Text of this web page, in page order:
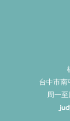
台中市
周一